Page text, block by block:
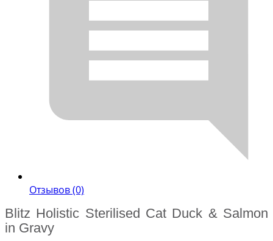
Отзывов (0)
Blitz Holistic Sterilised Cat Duck & Salmon
in Gravy